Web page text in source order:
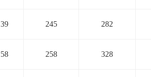
39 245 282
58 258 328